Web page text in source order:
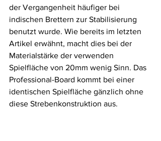
der Vergangenheit häufiger bei
indischen Brettern zur Stabilisierung
benutzt wurde. Wie bereits im letzten
Artikel erwähnt, macht dies bei der
Materialstärke der verwenden
Spielfläche von 20mm wenig Sinn. Das
Professional-Board kommt bei einer
identischen Spielfläche gänzlich ohne
diese Strebenkonstruktion aus.